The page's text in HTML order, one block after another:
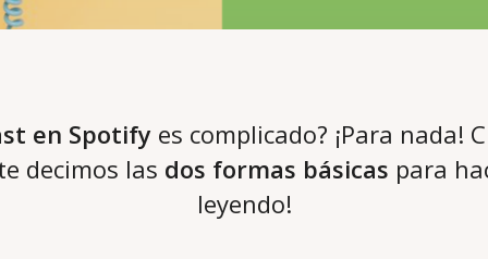
en Spotifyes complicado? ¡Para nada!
decimos las dos formas básicas para
leyendo!